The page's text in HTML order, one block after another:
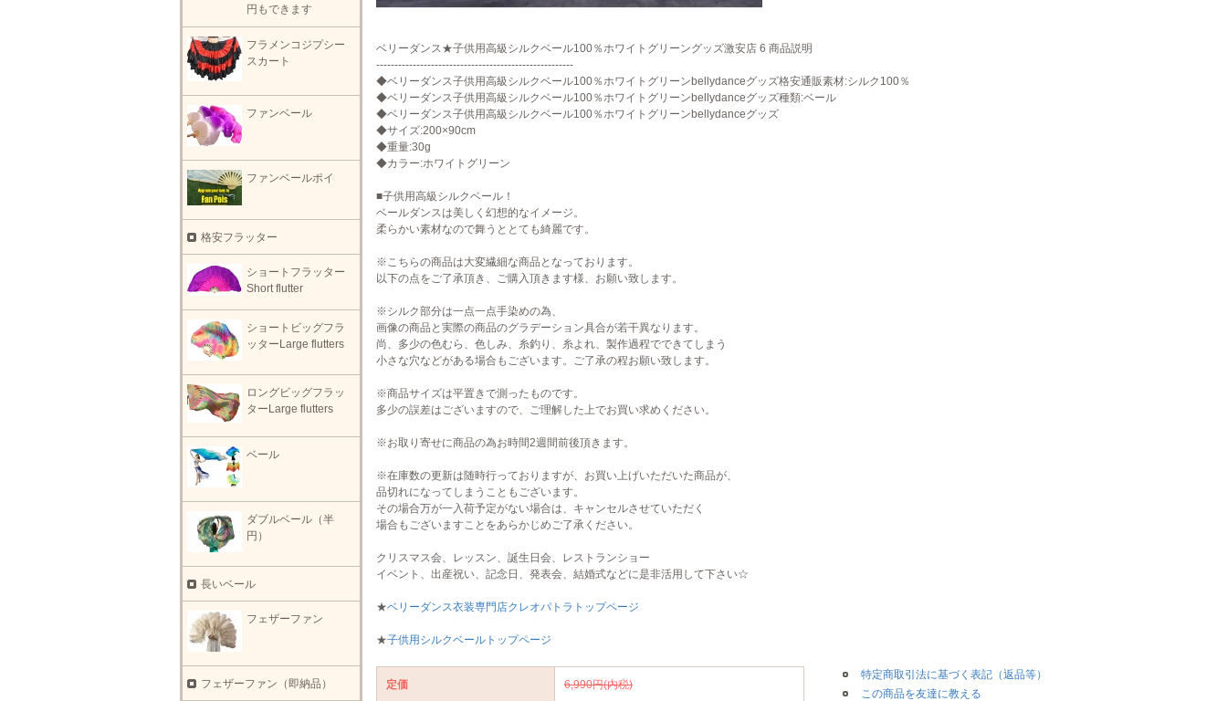
ベリーダンス★子供用高級シルクベール100％ホワイトグリーングッズ激安店 6 商品説明
------------------------------------------------------
◆ベリーダンス子供用高級シルクベール100％ホワイトグリーンbellydanceグッズ格安通販素材:シルク100％
◆ベリーダンス子供用高級シルクベール100％ホワイトグリーンbellydanceグッズ種類:ベール
◆ベリーダンス子供用高級シルクベール100％ホワイトグリーンbellydanceグッズ
◆サイズ:200×90cm
◆重量:30g
◆カラー:ホワイトグリーン
■子供用高級シルクベール！
ベールダンスは美しく幻想的なイメージ。
柔らかい素材なので舞うととても綺麗です。
※こちらの商品は大変繊細な商品となっております。
以下の点をご了承頂き、ご購入頂きます様、お願い致します。
※シルク部分は一点一点手染めの為、
画像の商品と実際の商品のグラデーション具合が若干異なります。
尚、多少の色むら、色しみ、糸釣り、糸よれ、製作過程でできてしまう
小さな穴などがある場合もございます。ご了承の程お願い致します。
※商品サイズは平置きで測ったものです。
多少の誤差はございますので、ご理解した上でお買い求めください。
※お取り寄せに商品の為お時間2週間前後頂きます。
※在庫数の更新は随時行っておりますが、お買い上げいただいた商品が、
品切れになってしまうこともございます。
その場合万が一入荷予定がない場合は、キャンセルさせていただく
場合もございますことをあらかじめご了承ください。
クリスマス会、レッスン、誕生日会、レストランショー
イベント、出産祝い、記念日、発表会、結婚式などに是非活用して下さい☆
★ベリーダンス衣装専門店クレオパトラトップページ
★子供用シルクベールトップページ
定価 6,990円(内税)
特定商取引法に基づく表記（返品等）
この商品を友達に教える
円もできます
フラメンコジプシー
スカート
ファンベール
ファンベールポイ
格安フラッター
ショートフラッター
Short flutter
ショートビッグフラ
ッターLarge flutters
ロングビッグフラッ
ターLarge flutters
ベール
ダブルベール（半
円）
長いベール
フェザーファン
フェザーファン（即納品）